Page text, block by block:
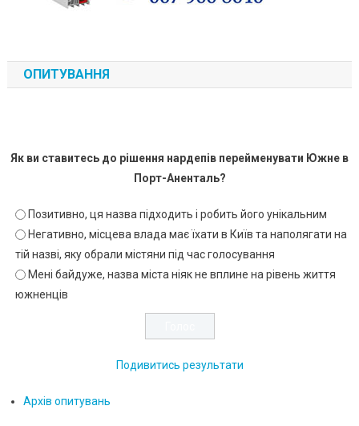
ОПИТУВАННЯ
Як ви ставитесь до рішення нардепів перейменувати Южне в
Порт-Аненталь?
Позитивно, ця назва підходить і робить його унікальним
Негативно, місцева влада має їхати в Київ та наполягати на
тій назві, яку обрали містяни під час голосування
Мені байдуже, назва міста ніяк не вплине на рівень життя
южненців
Подивитись результати
Архів опитувань